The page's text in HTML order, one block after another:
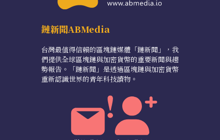
鏈新聞ABMedia
台灣最值得信賴的區塊鏈媒體「鏈新聞」，我
們提供全球區塊鏈與加密貨幣的重要新聞與趨
勢報告。「鏈新聞」是透過區塊鏈與加密貨幣
重新認識世界的青年科技讀物。